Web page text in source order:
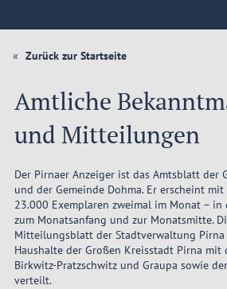
Zurück zur Startseite
Amtliche
und Mitteilungen
Der Pirnaer Anzeiger ist das Amtsblatt der
und der Gemeinde Dohma. Er erscheint
23.000 Exemplaren zweimal im Monat – in
zum Monatsanfang und zur Monatsmitte.
Mitteilungsblatt der Stadtverwaltung
Haushalte der Großen Kreisstadt Pirna mit
Birkwitz-Pratzschwitz und Graupa sowie
verteilt.